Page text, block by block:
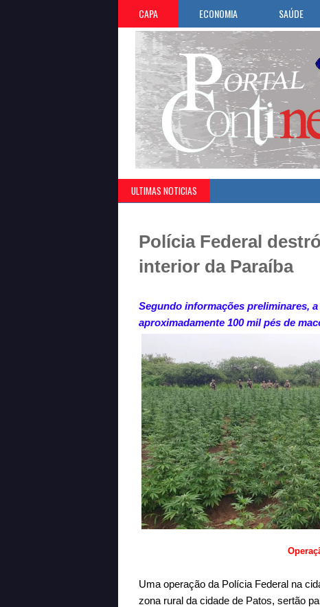
CAPA ECONOMIA SAÚDE
ULTIMAS NOTICIAS
Polícia Federal
interior da Paraíba
Segundo informações preliminares,
aproximadamente 100 mil pés de
Uma operação da Polícia Federal na
zona rural da cidade de Patos, sertão